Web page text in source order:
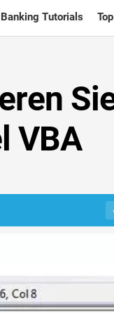
Tutorials
VBA